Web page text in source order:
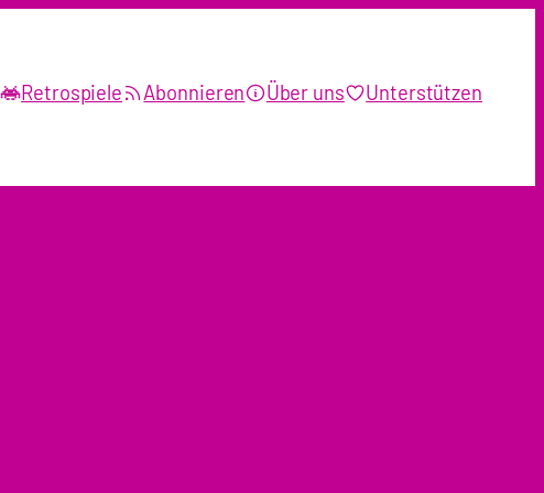
Retrospiele Abonnieren Über uns Unterstützen